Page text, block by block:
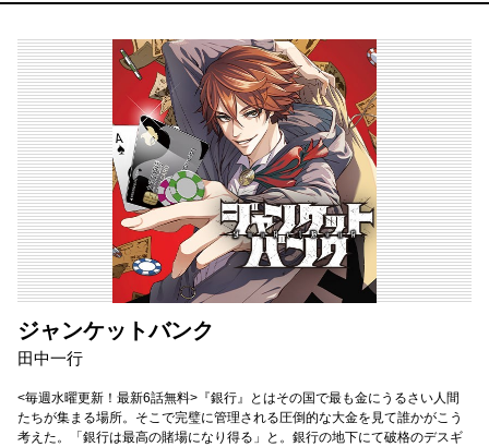
ジャンケットバンク
田中一行
<毎週水曜更新！最新6話無料>『銀行』とはその国で最も金にうるさい人間
たちが集まる場所。そこで完璧に管理される圧倒的な大金を見て誰かがこう
考えた。「銀行は最高の賭場になり得る」と。銀行の地下にて破格のデスギ